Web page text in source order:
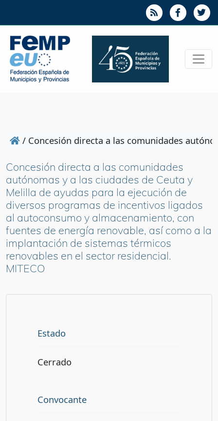
/ Concesión directa a las comunidades
Concesión directa a las comunidades
autónomas y a las ciudades de Ceuta y
Melilla de ayudas para la ejecución de
diversos programas de incentivos ligados
al autoconsumo y almacenamiento, con
fuentes de energía renovable, así como a la
implantación de sistemas térmicos
renovables en el sector residencial.
MITECO
Estado
Cerrado
Convocante